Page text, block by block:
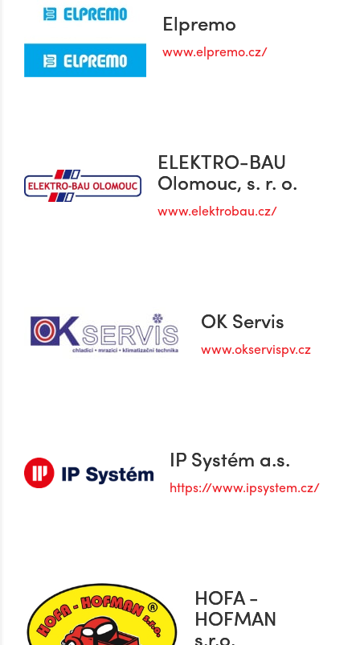
Elpremo
www.elpremo.cz/
ELEKTRO-BAU
Olomouc, s. r. o.
www.elektrobau.cz/
OK Servis
www.okservispv.cz
IP Systém a.s.
https://www.ipsystem.cz/
HOFA -
HOFMAN
s.r.o.